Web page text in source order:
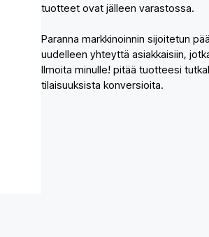
tuotteet ovat jälleen varastossa.
Paranna markkinoinnin sijoitetun
uudelleen yhteyttä asiakkaisiin,
Ilmoita minulle! pitää tuotteesi
tilaisuuksista konversioita.